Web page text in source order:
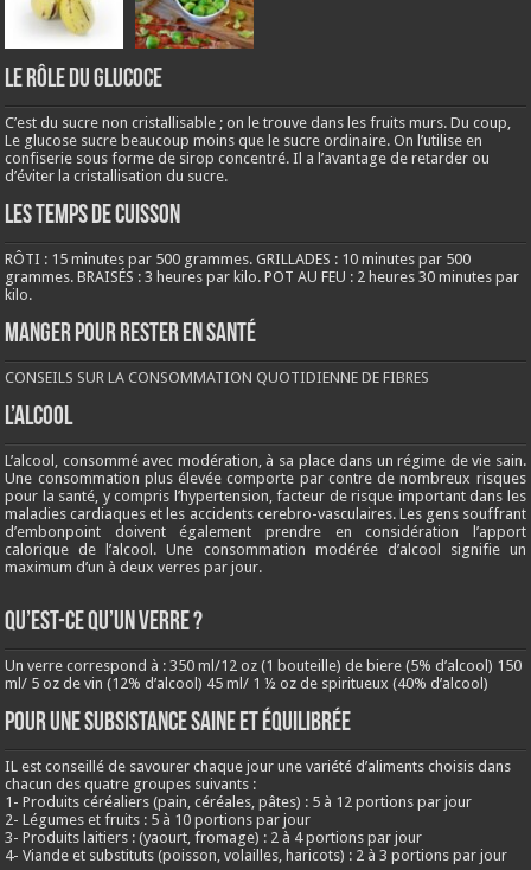
LE RÔLE DU GLUCOCE
C’est du sucre non cristallisable ; on le trouve dans les fruits murs. Du coup,
Le glucose sucre beaucoup moins que le sucre ordinaire. On l’utilise en
confiserie sous forme de sirop concentré. Il a l’avantage de retarder ou
d’éviter la cristallisation du sucre.
LES TEMPS DE CUISSON
RÔTI : 15 minutes par 500 grammes. GRILLADES : 10 minutes par 500
grammes. BRAISÉS : 3 heures par kilo. POT AU FEU : 2 heures 30 minutes par
kilo.
Manger pour rester en santé
CONSEILS SUR LA CONSOMMATION QUOTIDIENNE DE FIBRES
L’ALCOOL
L’alcool, consommé avec modération, à sa place dans un régime de vie sain.
Une consommation plus élevée comporte par contre de nombreux risques
pour la santé, y compris l’hypertension, facteur de risque important dans les
maladies cardiaques et les accidents cerebro-vasculaires. Les gens souffrant
d’embonpoint doivent également prendre en considération l’apport
calorique de l’alcool. Une consommation modérée d’alcool signifie un
maximum d’un à deux verres par jour.
QU’EST-CE QU’UN VERRE ?
Un verre correspond à : 350 ml/12 oz (1 bouteille) de biere (5% d’alcool) 150
ml/ 5 oz de vin (12% d’alcool) 45 ml/ 1 ½ oz de spiritueux (40% d’alcool)
Pour une subsistance saine et équilibrée
IL est conseillé de savourer chaque jour une variété d’aliments choisis dans
chacun des quatre groupes suivants :
1- Produits céréaliers (pain, céréales, pâtes) : 5 à 12 portions par jour
2- Légumes et fruits : 5 à 10 portions par jour
3- Produits laitiers : (yaourt, fromage) : 2 à 4 portions par jour
4- Viande et substituts (poisson, volailles, haricots) : 2 à 3 portions par jour